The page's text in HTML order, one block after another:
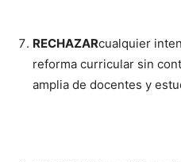
RECHAZARcualquier
reforma curricular sin
amplia de docentes y